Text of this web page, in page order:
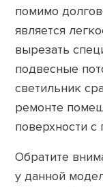
помимо
является
вырезать
подвесные
светильник
ремонте
поверхности
Обратите
у данной